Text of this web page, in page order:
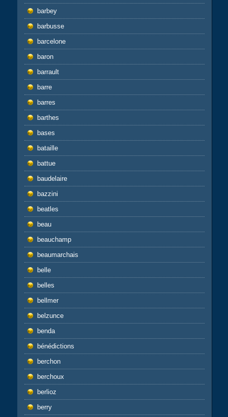
barbey
barbusse
barcelone
baron
barrault
barre
barres
barthes
bases
bataille
battue
baudelaire
bazzini
beatles
beau
beauchamp
beaumarchais
belle
belles
bellmer
belzunce
benda
bénédictions
berchon
berchoux
berlioz
berry